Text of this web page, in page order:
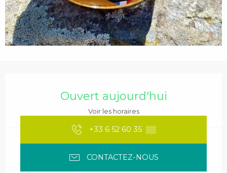
Ouvert aujourd'hui
Voir les horaires
+33 6 52 60 35 ▒▒
CONTACTEZ-NOUS